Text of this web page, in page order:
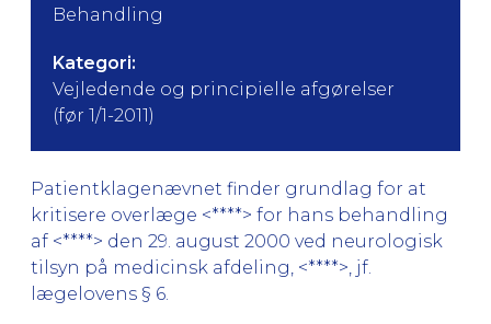
Behandling
Kategori:
Vejledende og principielle afgørelser
(før 1/1-2011)
Patientklagenævnet finder grundlag for at
kritisere overlæge <****> for hans behandling
af <****> den 29. august 2000 ved neurologisk
tilsyn på medicinsk afdeling, <****>, jf.
lægelovens § 6.